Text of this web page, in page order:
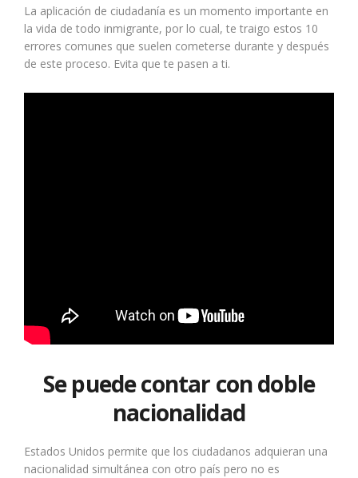
La aplicación de ciudadanía es un momento importante en
la vida de todo inmigrante, por lo cual, te traigo estos 10
errores comunes que suelen cometerse durante y después
de este proceso. Evita que te pasen a ti.
Se puede contar con doble
nacionalidad
Estados Unidos permite que los ciudadanos adquieran una
nacionalidad simultánea con otro país pero no es